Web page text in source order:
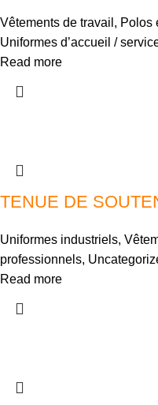
Vêtements de travail , Polos
Uniformes d’accueil /
Read more
TENUE DE
Uniformes industriels,
professionnels,
Read more